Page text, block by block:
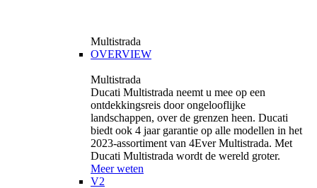
Multistrada
OVERVIEW
Multistrada
Ducati Multistrada neemt u mee op een
ontdekkingsreis door ongelooflijke
landschappen, over de grenzen heen. Ducati
biedt ook 4 jaar garantie op alle modellen in het
2023-assortiment van 4Ever Multistrada. Met
Ducati Multistrada wordt de wereld groter.
Meer weten
V2